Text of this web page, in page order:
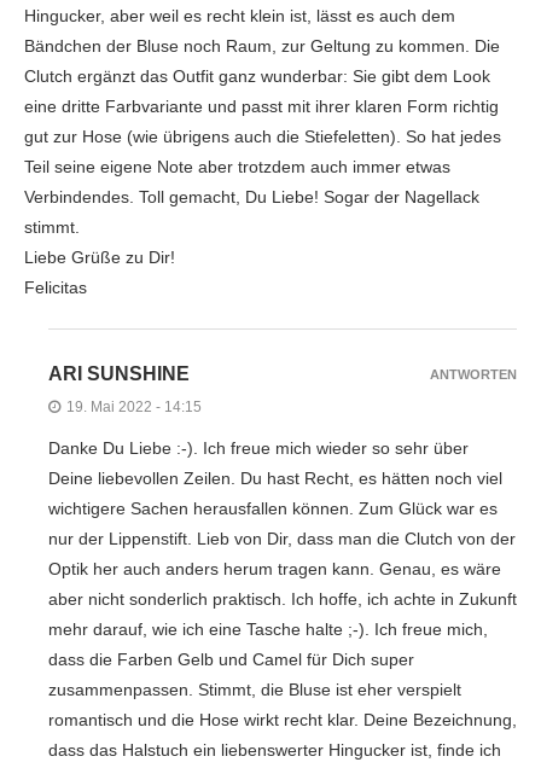
Hingucker, aber weil es recht klein ist, lässt es auch dem
Bändchen der Bluse noch Raum, zur Geltung zu kommen. Die
Clutch ergänzt das Outfit ganz wunderbar: Sie gibt dem Look
eine dritte Farbvariante und passt mit ihrer klaren Form richtig
gut zur Hose (wie übrigens auch die Stiefeletten). So hat jedes
Teil seine eigene Note aber trotzdem auch immer etwas
Verbindendes. Toll gemacht, Du Liebe! Sogar der Nagellack
stimmt.
Liebe Grüße zu Dir!
Felicitas
ARI SUNSHINE
19. Mai 2022 - 14:15
Danke Du Liebe :-). Ich freue mich wieder so sehr über
Deine liebevollen Zeilen. Du hast Recht, es hätten noch viel
wichtigere Sachen herausfallen können. Zum Glück war es
nur der Lippenstift. Lieb von Dir, dass man die Clutch von der
Optik her auch anders herum tragen kann. Genau, es wäre
aber nicht sonderlich praktisch. Ich hoffe, ich achte in Zukunft
mehr darauf, wie ich eine Tasche halte ;-). Ich freue mich,
dass die Farben Gelb und Camel für Dich super
zusammenpassen. Stimmt, die Bluse ist eher verspielt
romantisch und die Hose wirkt recht klar. Deine Bezeichnung,
dass das Halstuch ein liebenswerter Hingucker ist, finde ich
ANTWORTEN